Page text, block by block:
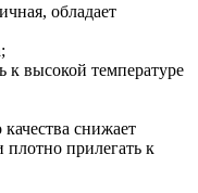
обладает
к высокой температуре
снижает
плотно прилегать к